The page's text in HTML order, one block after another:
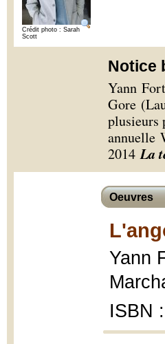
Crédit photo : Sarah
Scott
Notice
Yann
Gore
plusieurs
annuelle
2014La
Oeuvres
Yann
ISBN